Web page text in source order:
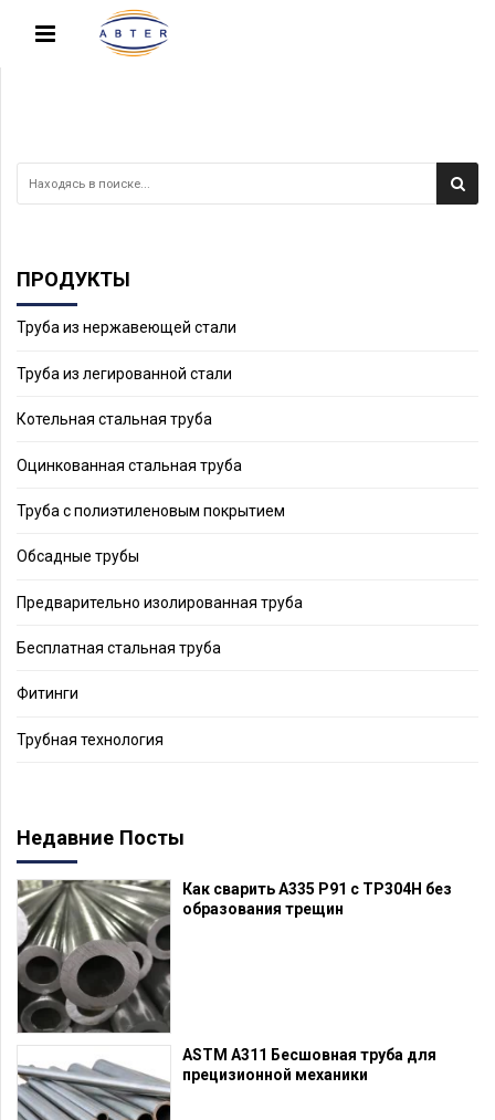
ПРОДУКТЫ
Труба из нержавеющей стали
Труба из легированной стали
Котельная стальная труба
Оцинкованная стальная труба
Труба с полиэтиленовым покрытием
Обсадные трубы
Предварительно изолированная труба
Бесплатная стальная труба
Фитинги
Трубная технология
Недавние Посты
Как сварить A335 P91 с TP304H без
образования трещин
ASTM A311 Бесшовная труба для
прецизионной механики